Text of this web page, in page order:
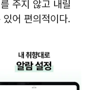
주지 않고 내릴
어 편의적이다.